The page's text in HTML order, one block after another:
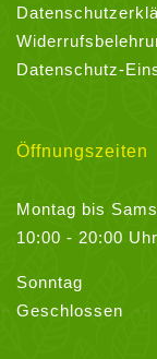
Datenschutz-
Öffnungszeiten
Montag bis
10:00 - 20:00 Uhr
Sonntag
Geschlossen